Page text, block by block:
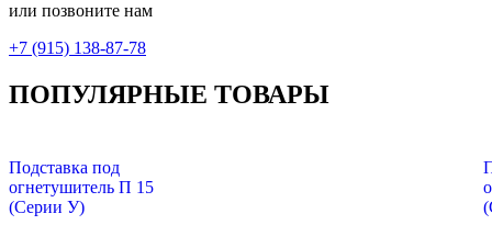
или позвоните нам
+7 (915) 138-87-78
ПОПУЛЯРНЫЕ ТОВАРЫ
Подставка под
огнетушитель П 15
(Серии У)